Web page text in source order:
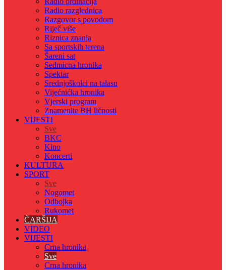
Radio razglednica
Razgovor s povodom
Riječ više
Riznica znanja
Sa sportskih terena
Šareni sat
Sedmicna hronika
Spektar
Srednjoškolci na talasu
Vijećnićka hronika
Vjerski program
Znamenite BH ličnosti
VIJESTI
Sve
BKC
Kino
Koncerti
KULTURA
SPORT
Sve
Nogomet
Odbojka
Rukomet
ČARŠIJA
VIDEO
VIJESTI
Crna hronika
Sve
Crna hronika